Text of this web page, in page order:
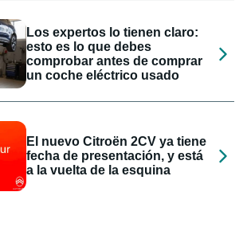
Los expertos lo tienen claro:
esto es lo que debes
comprobar antes de comprar
un coche eléctrico usado
El nuevo Citroën 2CV ya tiene
fecha de presentación, y está
a la vuelta de la esquina